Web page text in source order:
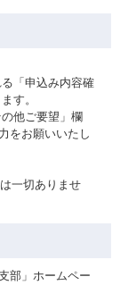
「申込み内容確
す。
他ご要望」欄
をお願いいたし
一切ありませ
部」ホームペー